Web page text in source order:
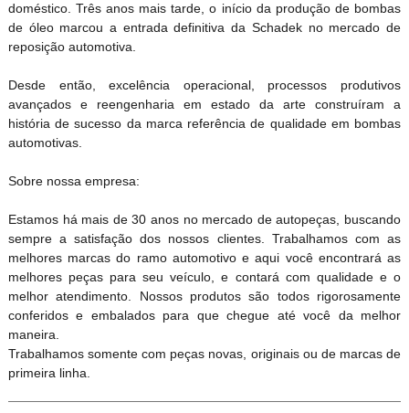
doméstico. Três anos mais tarde, o início da produção de bombas
de óleo marcou a entrada definitiva da Schadek no mercado de
reposição automotiva.
Desde então, excelência operacional, processos produtivos
avançados e reengenharia em estado da arte construíram a
história de sucesso da marca referência de qualidade em bombas
automotivas.
Sobre nossa empresa:
Estamos há mais de 30 anos no mercado de autopeças, buscando
sempre a satisfação dos nossos clientes. Trabalhamos com as
melhores marcas do ramo automotivo e aqui você encontrará as
melhores peças para seu veículo, e contará com qualidade e o
melhor atendimento. Nossos produtos são todos rigorosamente
conferidos e embalados para que chegue até você da melhor
maneira.
Trabalhamos somente com peças novas, originais ou de marcas de
primeira linha.